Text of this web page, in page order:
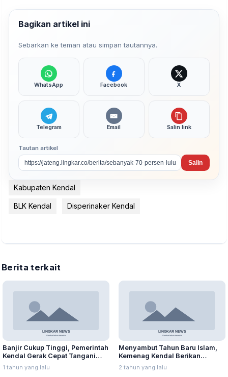
Bagikan artikel ini
Sebarkan ke teman atau simpan tautannya.
WhatsApp Facebook X
Telegram Email Salin link
Tautan artikel
Salin
Kabupaten Kendal
BLK Kendal Disperinaker Kendal
Berita terkait
Banjir Cukup Tinggi, Pemerintah
Kendal Gerak Cepat Tangani
Warga Patebon
1 tahun yang lalu
Menyambut Tahun Baru Islam,
Kemenag Kendal Berikan
Santunan kepada 240 Anak
Yatim Piatu
2 tahun yang lalu